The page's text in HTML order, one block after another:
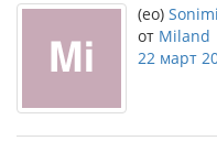
(eo)
от Miland
22 март